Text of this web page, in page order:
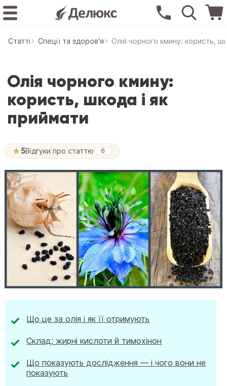
Статтi Спеції та здоров'я Олія чорного кмину: користь,
Олія чорного кмину:
користь, шкода і як
приймати
★5Відгуки про статтю 6
Що це за олія і як її отримують
Склад: жирні кислоти й тимохінон
Що показують дослідження — і чого вони не
показують